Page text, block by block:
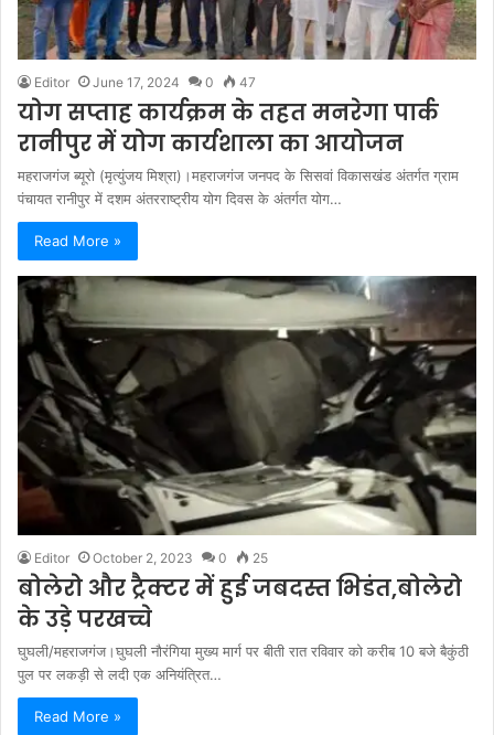
Editor June 17, 2024 0 47
योग सप्ताह कार्यक्रम के तहत मनरेगा पार्क
रानीपुर में योग कार्यशाला का आयोजन
महराजगंज ब्यूरो (मृत्युंजय मिश्रा)।महराजगंज जनपद के सिसवां विकासखंड अंतर्गत ग्राम
पंचायत रानीपुर में दशम अंतरराष्ट्रीय योग दिवस के अंतर्गत योग…
Read More »
Editor October 2, 2023 0 25
बोलेरो और ट्रैक्टर में हुई जबदस्त भिडंत,बोलेरो
के उड़े परखच्चे
घुघली/महराजगंज।घुघली नौरंगिया मुख्य मार्ग पर बीती रात रविवार को करीब 10 बजे बैकुंठी
पुल पर लकड़ी से लदी एक अनियंत्रित…
Read More »